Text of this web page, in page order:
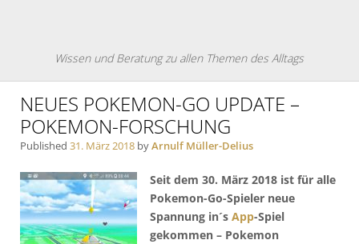
Wissen und Beratung zu allen Themen des Alltags
NEUES POKEMON-GO UPDATE –
POKEMON-FORSCHUNG
Published 31. März 2018 byArnulf Müller-Delius
Seit dem 30. März 2018 ist für alle
Pokemon-Go-Spieler neue
Spannung in´s App-Spiel
gekommen – Pokemon